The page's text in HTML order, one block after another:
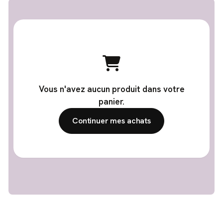
Vous n'avez aucun produit dans votre
panier.
Continuer mes achats